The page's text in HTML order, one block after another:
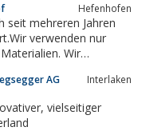
Hefenhofen
seit mehreren Jahren
verwenden nur
Wir
AG
Interlaken